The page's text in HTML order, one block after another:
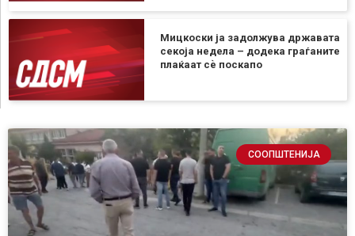
Мицкоски ја задолжува државата
секоја недела – додека граѓаните
плаќаат сѐ поскапо
СООПШТЕНИЈА